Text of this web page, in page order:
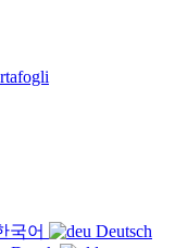
국어
Deutsch